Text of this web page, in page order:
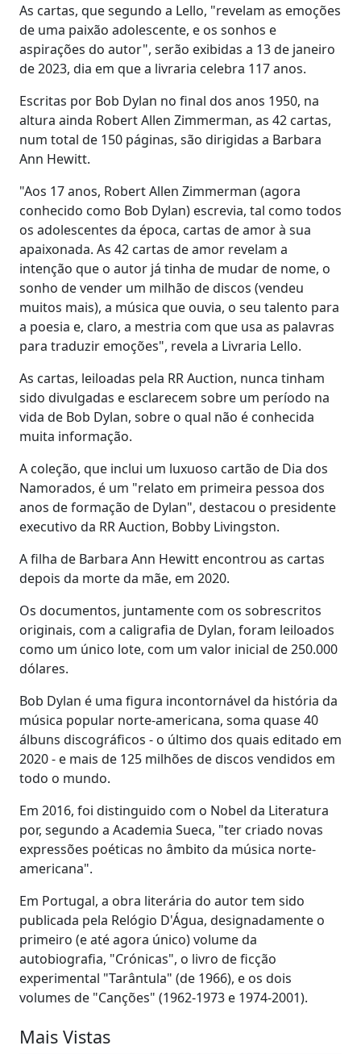
As cartas, que segundo a Lello, "revelam as emoções
de uma paixão adolescente, e os sonhos e
aspirações do autor", serão exibidas a 13 de janeiro
de 2023, dia em que a livraria celebra 117 anos.
Escritas por Bob Dylan no final dos anos 1950, na
altura ainda Robert Allen Zimmerman, as 42 cartas,
num total de 150 páginas, são dirigidas a Barbara
Ann Hewitt.
"Aos 17 anos, Robert Allen Zimmerman (agora
conhecido como Bob Dylan) escrevia, tal como todos
os adolescentes da época, cartas de amor à sua
apaixonada. As 42 cartas de amor revelam a
intenção que o autor já tinha de mudar de nome, o
sonho de vender um milhão de discos (vendeu
muitos mais), a música que ouvia, o seu talento para
a poesia e, claro, a mestria com que usa as palavras
para traduzir emoções", revela a Livraria Lello.
As cartas, leiloadas pela RR Auction, nunca tinham
sido divulgadas e esclarecem sobre um período na
vida de Bob Dylan, sobre o qual não é conhecida
muita informação.
A coleção, que inclui um luxuoso cartão de Dia dos
Namorados, é um "relato em primeira pessoa dos
anos de formação de Dylan", destacou o presidente
executivo da RR Auction, Bobby Livingston.
A filha de Barbara Ann Hewitt encontrou as cartas
depois da morte da mãe, em 2020.
Os documentos, juntamente com os sobrescritos
originais, com a caligrafia de Dylan, foram leiloados
como um único lote, com um valor inicial de 250.000
dólares.
Bob Dylan é uma figura incontornável da história da
música popular norte-americana, soma quase 40
álbuns discográficos - o último dos quais editado em
2020 - e mais de 125 milhões de discos vendidos em
todo o mundo.
Em 2016, foi distinguido com o Nobel da Literatura
por, segundo a Academia Sueca, "ter criado novas
expressões poéticas no âmbito da música norte-
americana".
Em Portugal, a obra literária do autor tem sido
publicada pela Relógio D'Água, designadamente o
primeiro (e até agora único) volume da
autobiografia, "Crónicas", o livro de ficção
experimental "Tarântula" (de 1966), e os dois
volumes de "Canções" (1962-1973 e 1974-2001).
Mais Vistas